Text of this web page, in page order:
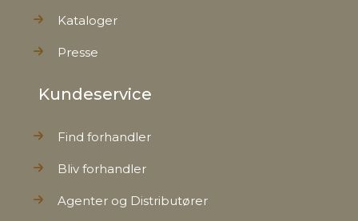
Kataloger
Presse
Kundeservice
Find forhandler
Bliv forhandler
Agenter og Distributører